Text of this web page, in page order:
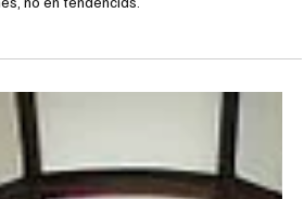
permanencia
siglos practicando los mismos rituales.
significa pertenecer a una tradición que
no en tendencias.